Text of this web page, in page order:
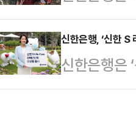
경하는 모든
▲첫 번째
▲세 번째
신한 쏠
(SOL), 쏠
현재까지도
이번 이벤
신한 쏠 최
신한은행, ‘신한 S
신한은행은
고 3일 밝혔